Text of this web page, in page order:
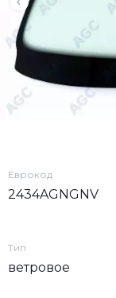
Еврокод
2434AGNGNV
Тип
ветровое